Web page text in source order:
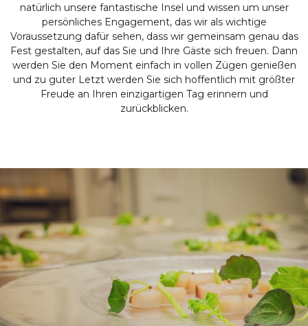
natürlich unsere fantastische Insel und wissen um unser
persönliches Engagement, das wir als wichtige
Voraussetzung dafür sehen, dass wir gemeinsam genau das
Fest gestalten, auf das Sie und Ihre Gäste sich freuen. Dann
werden Sie den Moment einfach in vollen Zügen genießen
und zu guter Letzt werden Sie sich hoffentlich mit größter
Freude an Ihren einzigartigen Tag erinnern und
zurückblicken.